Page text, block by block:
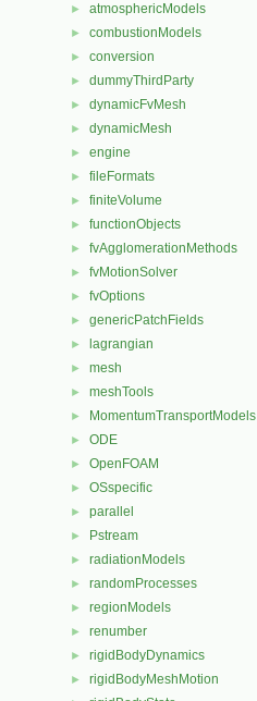
► atmosphericModels
► combustionModels
► conversion
► dummyThirdParty
► dynamicFvMesh
► dynamicMesh
► engine
► fileFormats
► finiteVolume
► functionObjects
► fvAgglomerationMethods
► fvMotionSolver
► fvOptions
► genericPatchFields
► lagrangian
► mesh
► meshTools
► MomentumTransportModels
► ODE
► OpenFOAM
► OSspecific
► parallel
► Pstream
► radiationModels
► randomProcesses
► regionModels
► renumber
► rigidBodyDynamics
► rigidBodyMeshMotion